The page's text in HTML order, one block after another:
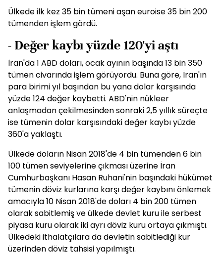
Ülkede ilk kez 35 bin tümeni aşan euroise 35 bin 200
tümenden işlem gördü.
- Değer kaybı yüzde 120'yi aştı
İran'da 1 ABD doları, ocak ayının başında 13 bin 350
tümen civarında işlem görüyordu. Buna göre, İran'ın
para birimi yıl başından bu yana dolar karşısında
yüzde 124 değer kaybetti. ABD'nin nükleer
anlaşmadan çekilmesinden sonraki 2,5 yıllık süreçte
ise tümenin dolar karşısındaki değer kaybı yüzde
360'a yaklaştı.
Ülkede doların Nisan 2018'de 4 bin tümenden 6 bin
100 tümen seviyelerine çıkması üzerine İran
Cumhurbaşkanı Hasan Ruhani'nin başındaki hükümet
tümenin döviz kurlarına karşı değer kaybını önlemek
amacıyla 10 Nisan 2018'de doları 4 bin 200 tümen
olarak sabitlemiş ve ülkede devlet kuru ile serbest
piyasa kuru olarak iki ayrı döviz kuru ortaya çıkmıştı.
Ülkedeki ithalatçılara da devletin sabitlediği kur
üzerinden döviz tahsisi yapılmıştı.